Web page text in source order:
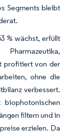
Segments bleibt
% wächst, erfüllt
profitiert von der
ohne die
verbessert.
filtern und in
erzielen. Da